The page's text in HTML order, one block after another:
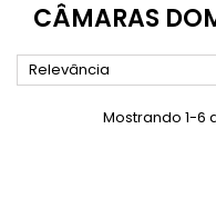
CÂMARAS
Relevância
Mostrando 1-6